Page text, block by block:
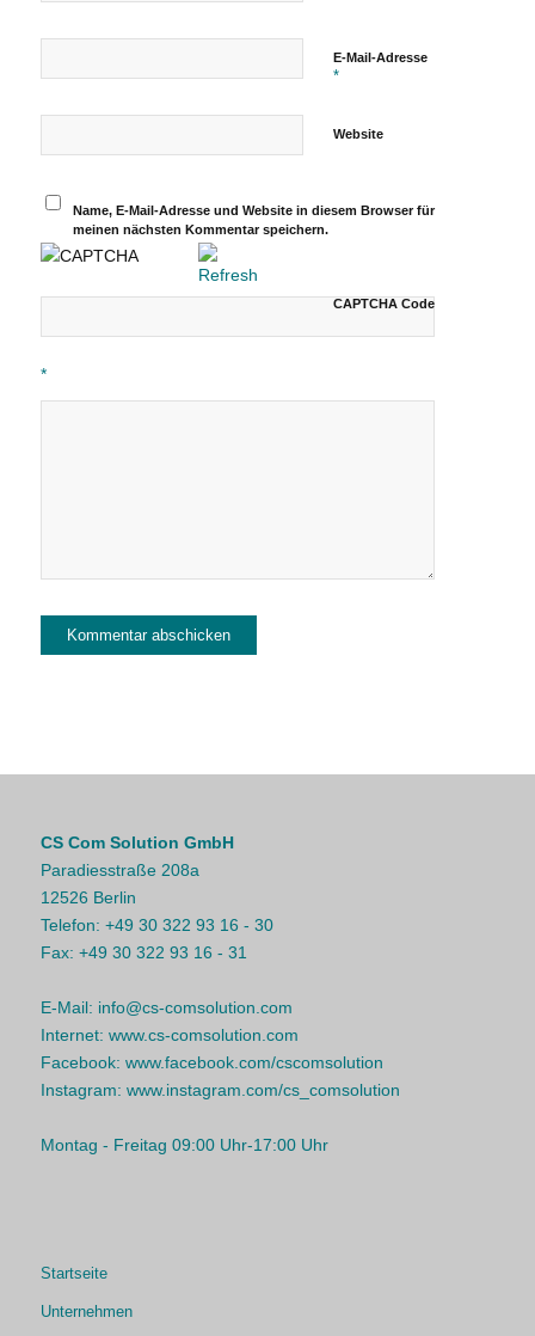
E-Mail-Adresse
*
Website
Name, E-Mail-Adresse und Website in diesem Browser für
meinen nächsten Kommentar speichern.
CAPTCHA Code
*
CS Com Solution GmbH
Paradiesstraße 208a
12526 Berlin
Telefon: +49 30 322 93 16 - 30
Fax: +49 30 322 93 16 - 31
E-Mail: info@cs-comsolution.com
Internet: www.cs-comsolution.com
Facebook: www.facebook.com/cscomsolution
Instagram: www.instagram.com/cs_comsolution
Montag - Freitag 09:00 Uhr-17:00 Uhr
Startseite
Unternehmen